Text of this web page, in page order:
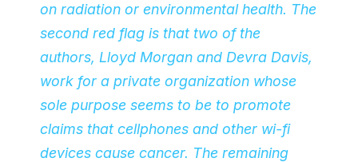
on radiation or environmental health. The
second red flag is that two of the
authors, Lloyd Morgan and Devra Davis,
work for a private organization whose
sole purpose seems to be to promote
claims that cellphones and other wi-fi
devices cause cancer. The remaining